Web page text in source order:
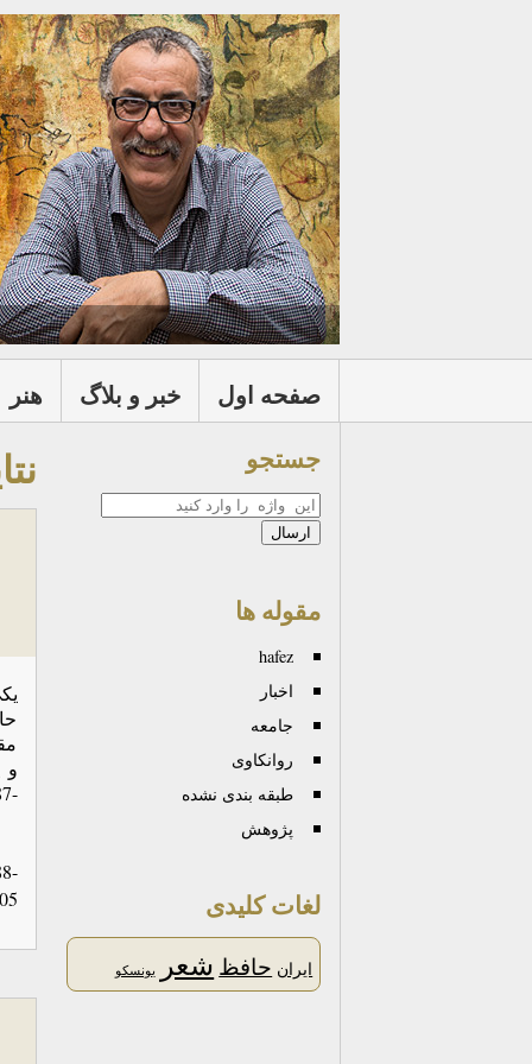
هنر خبر و بلاگ صفحه اول
جستجو
جستجو
مقوله ها
hafez
اخبار
جامعه
روانكاوی
طبقه بندی نشده
پژوهش
لغات کلیدی
ایران حافظ شعر یونسکو